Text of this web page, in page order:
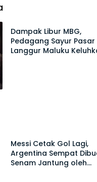
Dampak Libur MBG,
Pedagang Sayur Pasar
Langgur Maluku
Messi Cetak Gol Lagi,
Argentina Sempat
Senam Jantung oleh